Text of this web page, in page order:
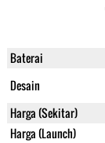
Baterai
Desain
Harga (Sekitar)
Harga (Launch)